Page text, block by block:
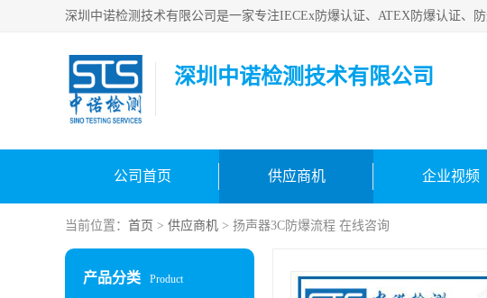
深圳中诺检测技术有限公司
公司首页 供应商机 企业视频
当前位置： 首页 > 供应商机 > 扬声器3C防爆流程 在线咨询
产品分类 Product